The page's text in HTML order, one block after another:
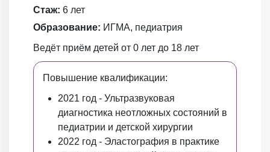
Стаж: 6 лет
Образование: ИГМА, педиатрия
Ведёт приём детей от 0 лет до 18 лет
Повышение квалификации:
2021 год - Ультразвуковая
диагностика неотложных состояний в
педиатрии и детской хирургии
2022 год - Эластография в практике